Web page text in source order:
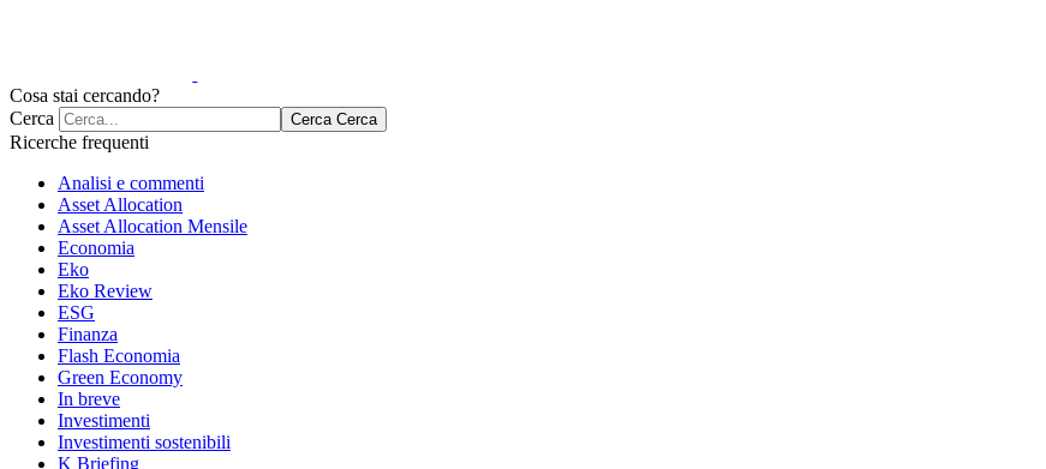
Cosa stai cercando?
Cerca
Cerca Cerca
Ricerche frequenti
Analisi e commenti
Asset Allocation
Asset Allocation Mensile
Economia
Eko
Eko Review
ESG
Finanza
Flash Economia
Green Economy
In breve
Investimenti
Investimenti sostenibili
K Briefing